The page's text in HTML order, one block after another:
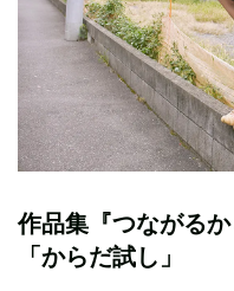
作品集『つながる
「からだ試し」